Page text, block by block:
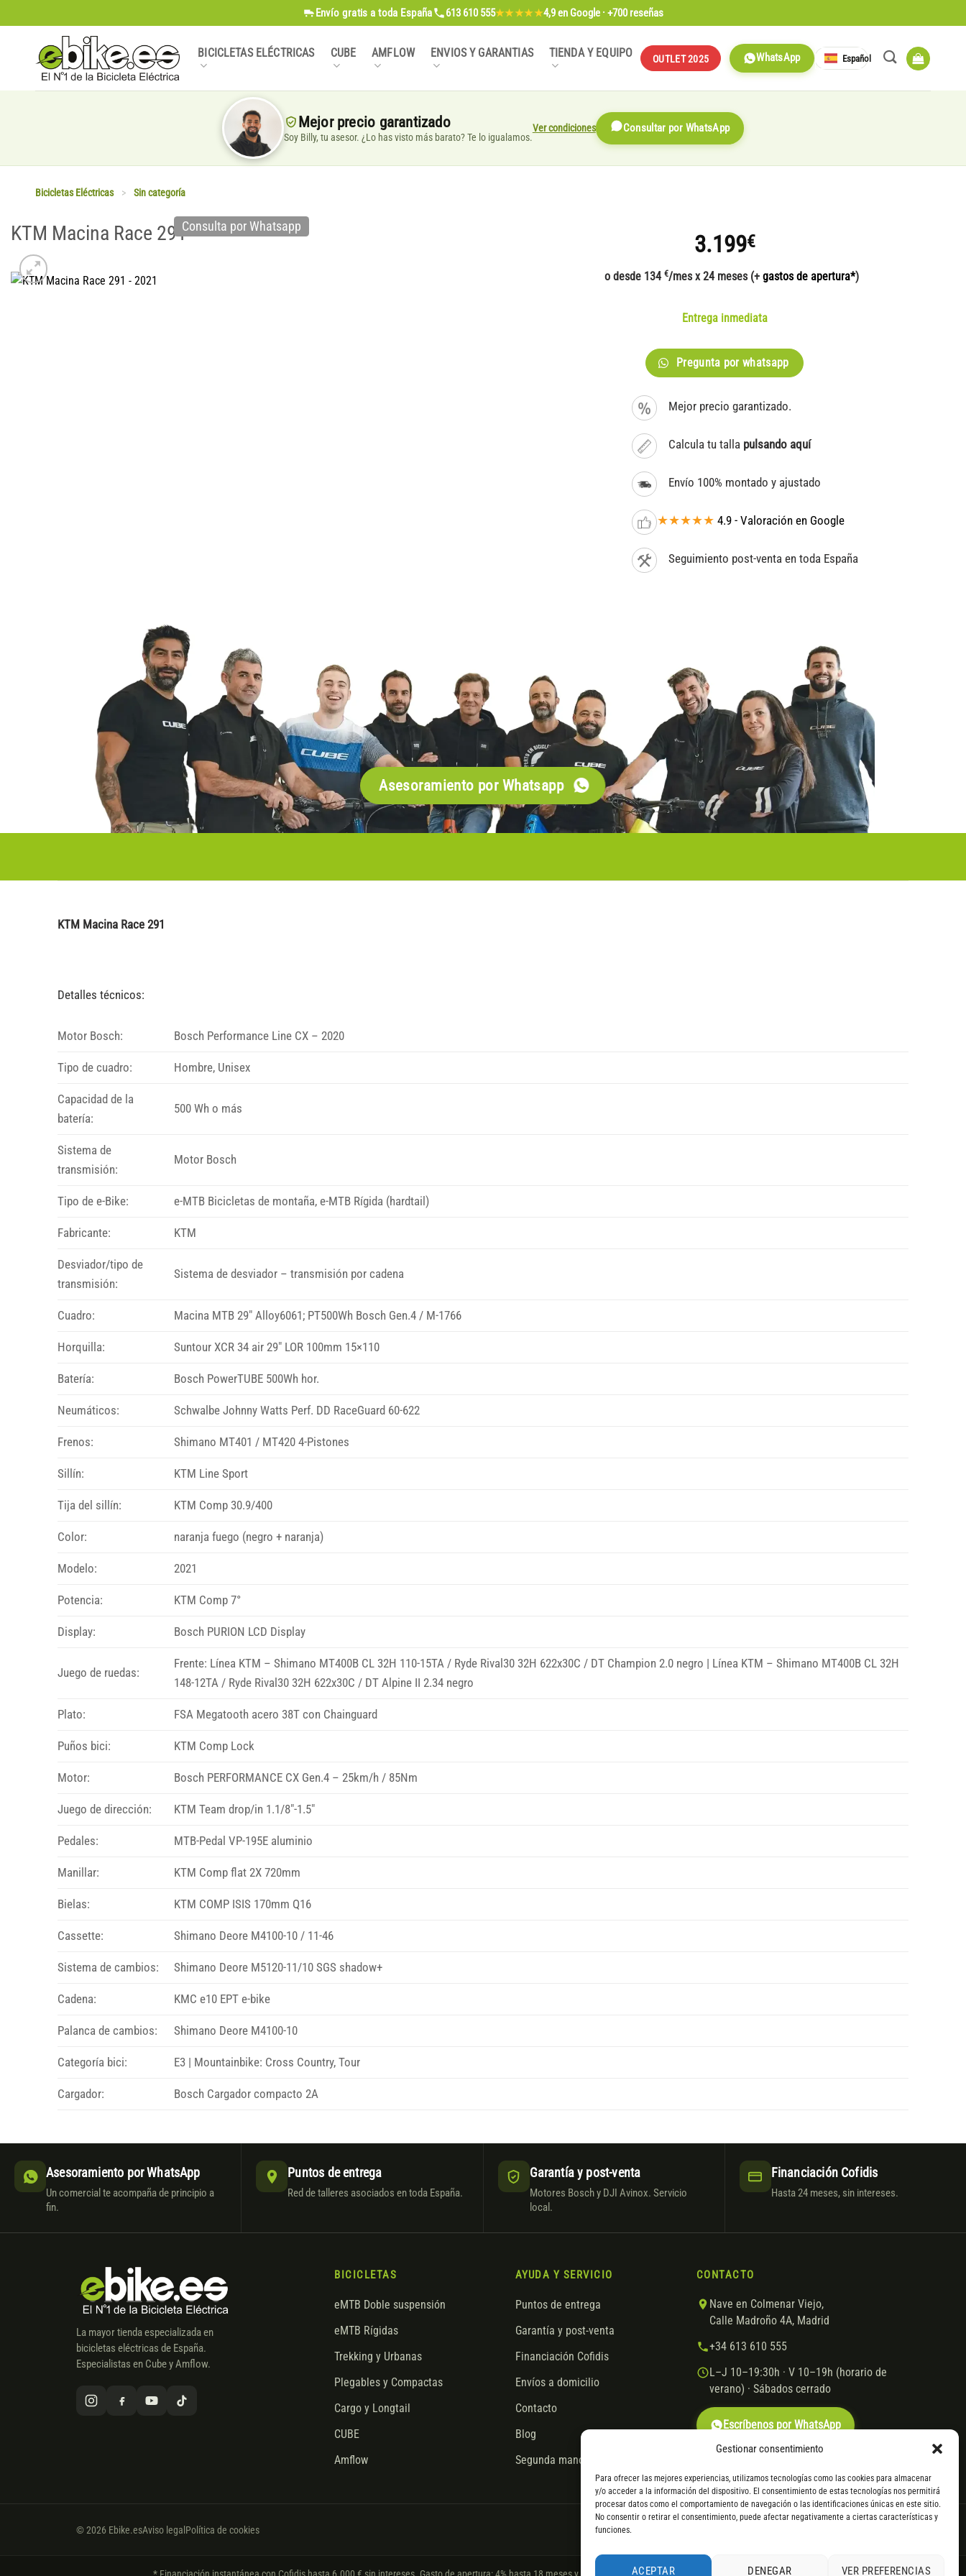
Gestionar consentimiento
Para ofrecer las mejores experiencias, utilizamos tecnologías como las cookies para almacenar
y/o acceder a la información del dispositivo. El consentimiento de estas tecnologías nos permitirá
procesar datos como el comportamiento de navegación o las identificaciones únicas en este sitio.
No consentir o retirar el consentimiento, puede afectar negativamente a ciertas características y
funciones.
ACEPTAR DENEGAR VER PREFERENCIAS
al
contenido
Envío gratis a toda España 613 610 555★★★★★4,9en Google · +700 reseñas
BICICLETAS ELÉCTRICAS CUBE AMFLOW ENVIOS Y GARANTIAS TIENDA Y EQUIPO OUTLET 2025 WhatsApp Español
Mejor precio garantizado
Soy Billy, tu asesor. ¿Lo has visto más barato? Te lo igualamos.
Ver condiciones Consultar por WhatsApp
Bicicletas Eléctricas > Sin categoría
KTM Macina Race 291Consulta por Whatsapp
3.199€
o desde 134 €/mes x 24 meses (+ gastos de apertura*)
Entrega inmediata
Pregunta por whatsapp
Mejor precio garantizado.
Calcula tu talla pulsando aquí
Envío 100% montado y ajustado
★★★★★ 4.9 - Valoración en Google
Seguimiento post-venta en toda España
Asesoramiento por Whatsapp
KTM Macina Race 291
Detalles técnicos:
Motor Bosch: Bosch Performance Line CX – 2020
Tipo de cuadro: Hombre, Unisex
Capacidad de la
batería:
500 Wh o más
Sistema de
transmisión:
Motor Bosch
Tipo de e-Bike: e-MTB Bicicletas de montaña, e-MTB Rígida (hardtail)
Fabricante: KTM
Desviador/tipo de
transmisión:
Sistema de desviador – transmisión por cadena
Cuadro: Macina MTB 29″ Alloy6061; PT500Wh Bosch Gen.4 / M-1766
Horquilla: Suntour XCR 34 air 29″ LOR 100mm 15×110
Batería: Bosch PowerTUBE 500Wh hor.
Neumáticos: Schwalbe Johnny Watts Perf. DD RaceGuard 60-622
Frenos: Shimano MT401 / MT420 4-Pistones
Sillín: KTM Line Sport
Tija del sillín: KTM Comp 30.9/400
Color: naranja fuego (negro + naranja)
Modelo: 2021
Potencia: KTM Comp 7°
Display: Bosch PURION LCD Display
Juego de ruedas:
Frente: Línea KTM – Shimano MT400B CL 32H 110-15TA / Ryde Rival30 32H 622x30C / DT Champion 2.0 negro | Línea KTM – Shimano MT400B CL 32H
148-12TA / Ryde Rival30 32H 622x30C / DT Alpine II 2.34 negro
Plato: FSA Megatooth acero 38T con Chainguard
Puños bici: KTM Comp Lock
Motor: Bosch PERFORMANCE CX Gen.4 – 25km/h / 85Nm
Juego de dirección: KTM Team drop/in 1.1/8″-1.5″
Pedales: MTB-Pedal VP-195E aluminio
Manillar: KTM Comp flat 2X 720mm
Bielas: KTM COMP ISIS 170mm Q16
Cassette: Shimano Deore M4100-10 / 11-46
Sistema de cambios: Shimano Deore M5120-11/10 SGS shadow+
Cadena: KMC e10 EPT e-bike
Palanca de cambios: Shimano Deore M4100-10
Categoría bici: E3 | Mountainbike: Cross Country, Tour
Cargador: Bosch Cargador compacto 2A
Asesoramiento por WhatsApp
Un comercial te acompaña de principio a
fin.
Puntos de entrega
Red de talleres asociados en toda España.
Garantía y post-venta
Motores Bosch y DJI Avinox. Servicio
local.
Financiación Cofidis
Hasta 24 meses, sin intereses.
La mayor tienda especializada en
bicicletas eléctricas de España.
Especialistas en Cube y Amflow.
BICICLETAS
eMTB Doble suspensión
eMTB Rígidas
Trekking y Urbanas
Plegables y Compactas
Cargo y Longtail
CUBE
Amflow
AYUDA Y SERVICIO
Puntos de entrega
Garantía y post-venta
Financiación Cofidis
Envíos a domicilio
Contacto
Blog
Segunda mano
CONTACTO
Nave en Colmenar Viejo,
Calle Madroño 4A, Madrid
+34 613 610 555
L–J 10–19:30h · V 10–19h (horario de
verano) · Sábados cerrado
Escríbenos por WhatsApp
© 2026 Ebike.esAviso legal Política de cookies